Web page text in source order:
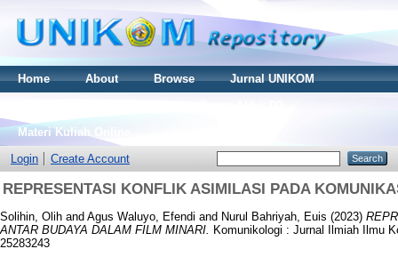
Home About Browse
Jurnal UNIKOM
Materi Kuliah Online
Login
Create Account
REPRESENTASI KONFLIK ASIMILASI PADA
Solihin, Olih and Agus Waluyo, Efendi and Nurul Bahriyah, Euis (2023)
ANTAR BUDAYA DALAM FILM MINARI.
Komunikologi : Jurnal Ilmiah Ilmu
25283243